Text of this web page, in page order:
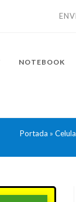
NOTEBOOK
Portada »